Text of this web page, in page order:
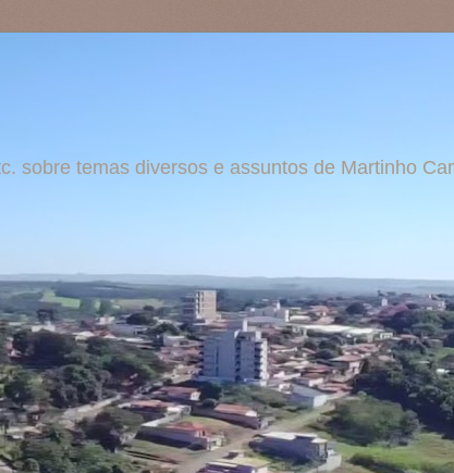
sobre temas diversos e assuntos de Martinho